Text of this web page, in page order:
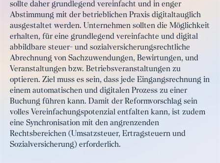
sollte daher grundlegend vereinfacht und in enger
Abstimmung mit der betrieblichen Praxis digitaltauglich
ausgestaltet werden. Unternehmen sollten die Möglichkeit
erhalten, für eine grundlegend vereinfachte und digital
abbildbare steuer- und sozialversicherungsrechtliche
Abrechnung von Sachzuwendungen, Bewirtungen, und
Veranstaltungen bzw. Betriebsveranstaltungen zu
optieren. Ziel muss es sein, dass jede Eingangsrechnung in
einem automatischen und digitalen Prozess zu einer
Buchung führen kann. Damit der Reformvorschlag sein
volles Vereinfachungspotenzial entfalten kann, ist zudem
eine Synchronisation mit den angrenzenden
Rechtsbereichen (Umsatzsteuer, Ertragsteuern und
Sozialversicherung) erforderlich.